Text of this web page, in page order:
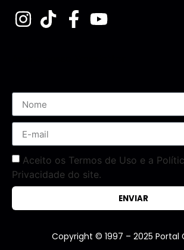
Aceito os Termos de Uso e a
Privacidade do site.
ENVIAR
Copyright © 1997 – 2025 Portal